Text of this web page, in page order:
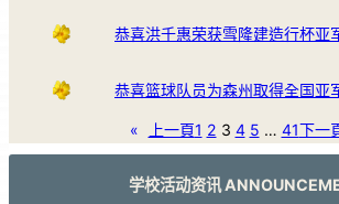
恭喜洪千惠荣获雪隆建造行杯亚
恭喜篮球队员为森州取得全国亚
« 上一頁1 2 3 4 5 … 41下一
学校活动资讯